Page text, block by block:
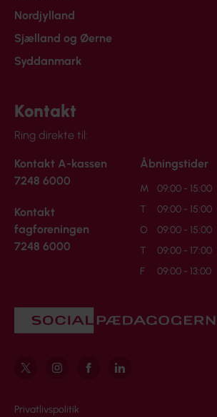
Nordjylland
Sjælland og Øerne
Syddanmark
Kontakt
Ring direkte til:
Kontakt A-kassen
7248 6000
Kontakt
fagforeningen
7248 6000
Åbningstider
M
09:00 - 15:00
T
09:00 - 15:00
O
09:00 - 15:00
T
09:00 - 17:00
F
09:00 - 13:00
Privatlivspolitik